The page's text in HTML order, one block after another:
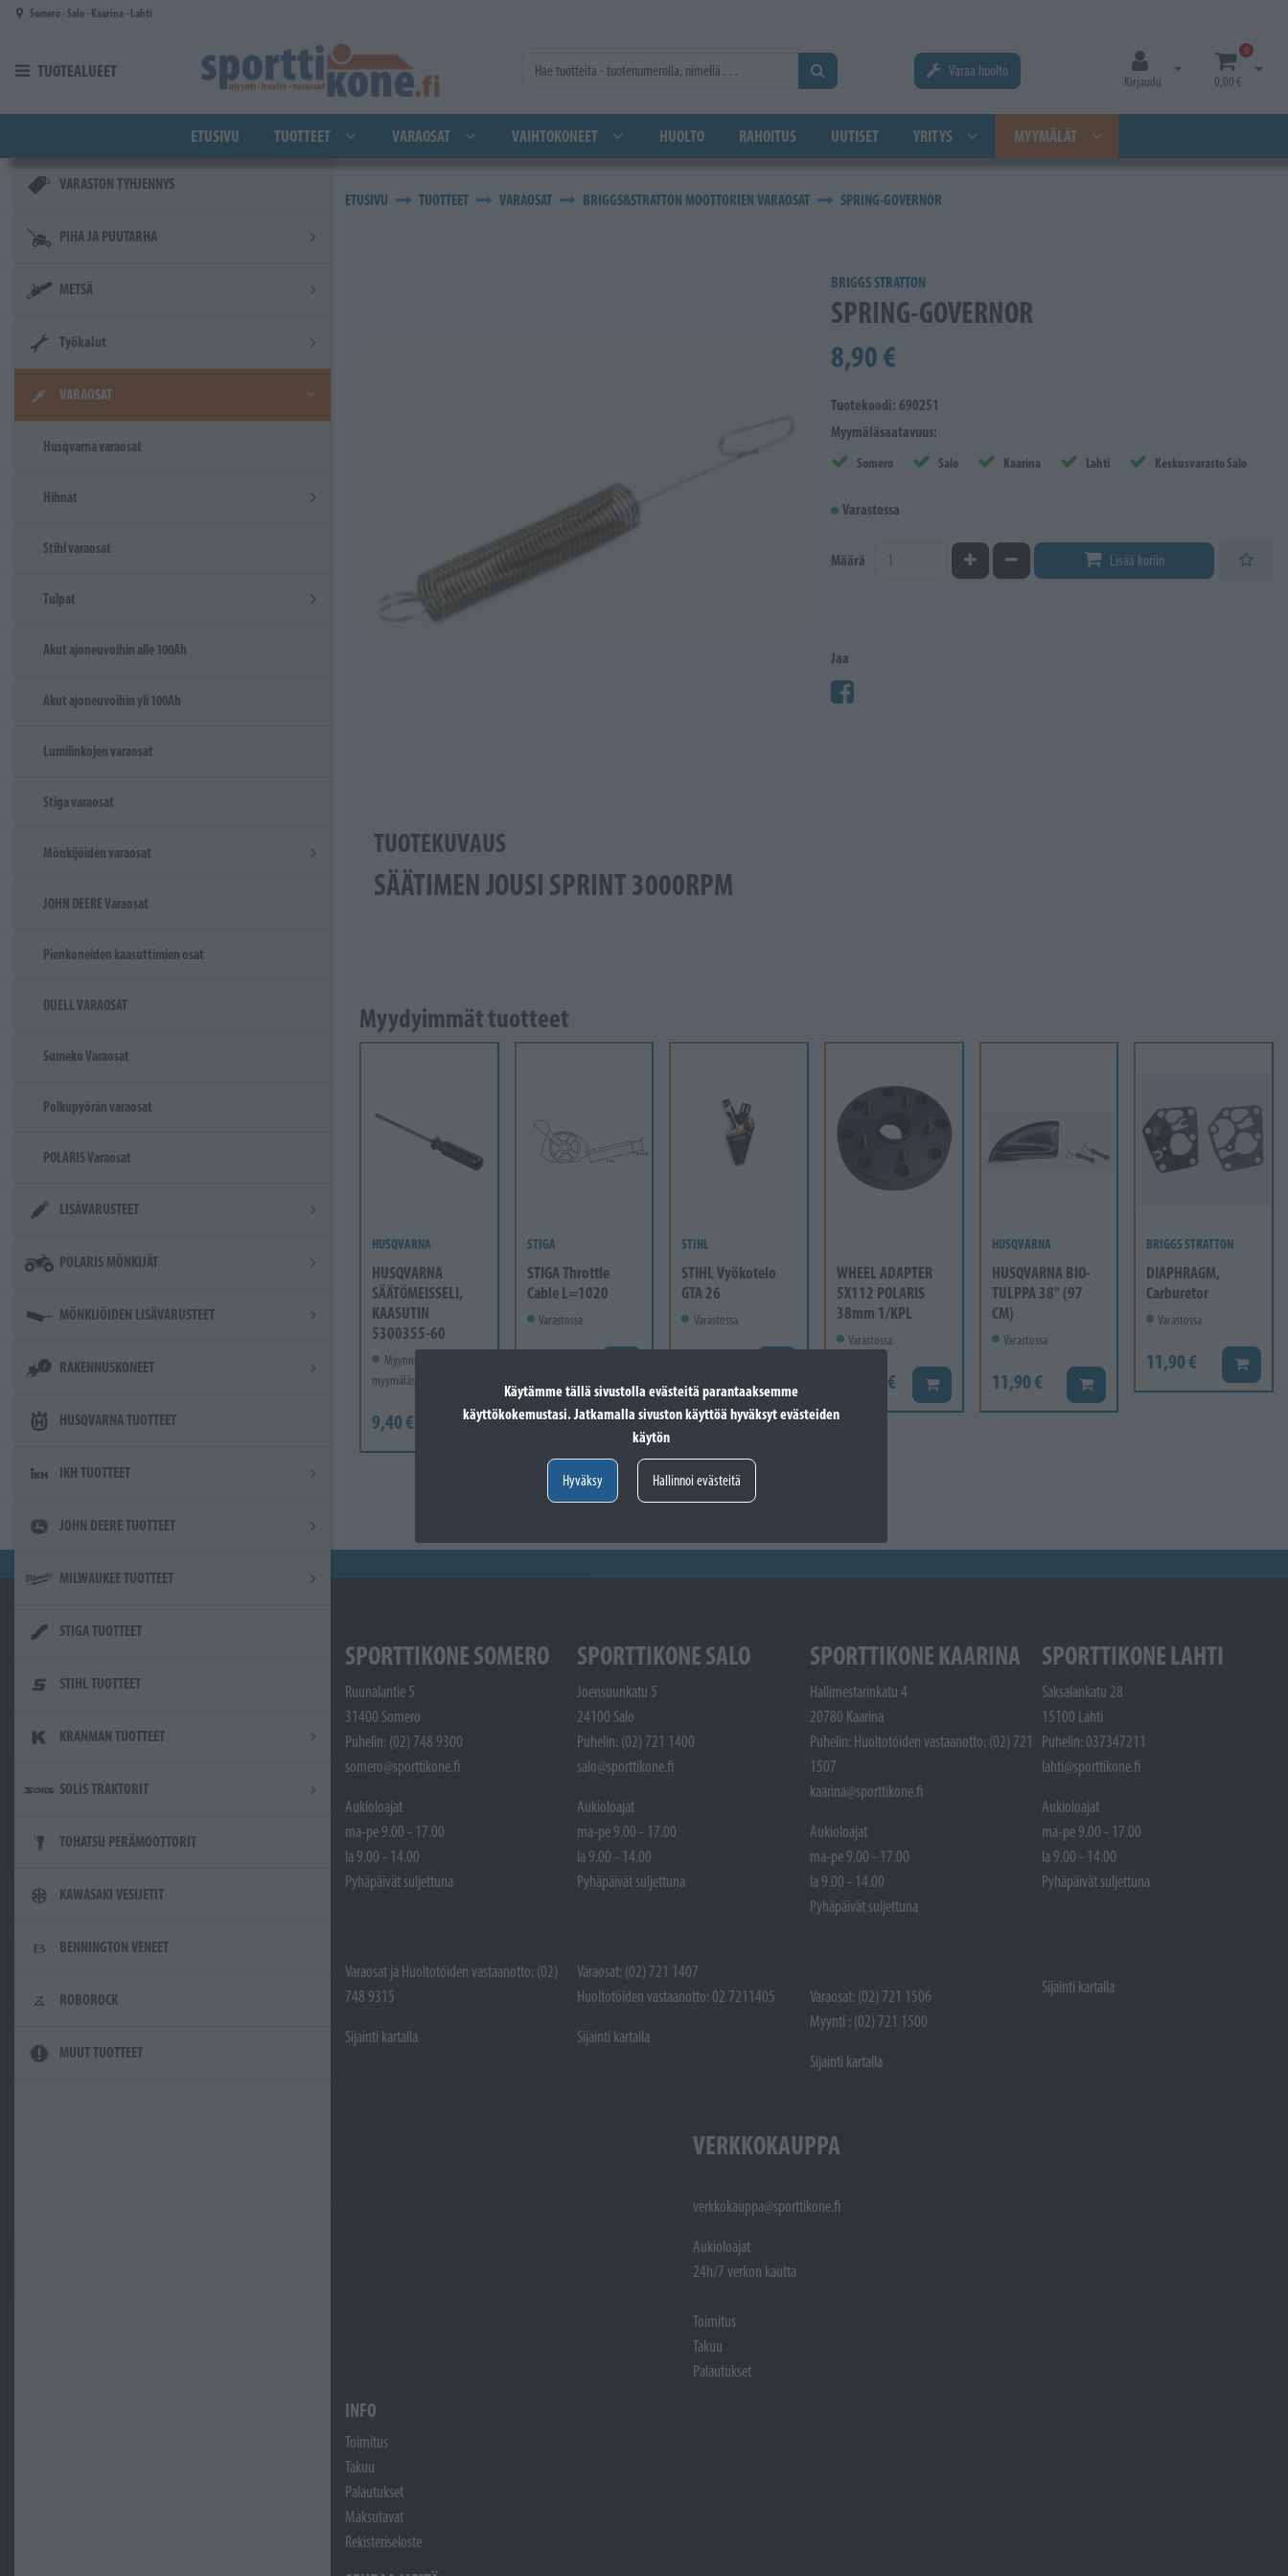
Käytämme tällä sivustolla evästeitä parantaaksemme
käyttökokemustasi. Jatkamalla sivuston käyttöä hyväksyt evästeiden
käytön
Hyväksy Hallinnoi evästeitä
Siirry pääsisältöön
Somero - Salo - Kaarina - Lahti
TUOTEALUEET Varaa huolto
Kirjaudu
Avaa kirjautuminen
0
0,00 €
Avaa
ETUSIVU TUOTTEET VARAOSAT VAIHTOKONEET HUOLTO RAHOITUS UUTISET YRITYS MYYMÄLÄT
VARASTON TYHJENNYS
PIHA JA PUUTARHA
METSÄ
Työkalut
VARAOSAT
Husqvarna varaosat
Hihnat
Stihl varaosat
Tulpat
Akut ajoneuvoihin alle 100Ah
Akut ajoneuvoihin yli 100Ah
Lumilinkojen varaosat
Stiga varaosat
Mönkijöiden varaosat
JOHN DEERE Varaosat
Pienkoneiden kaasuttimien osat
DUELL VARAOSAT
Sumeko Varaosat
Polkupyörän varaosat
POLARIS Varaosat
LISÄVARUSTEET
POLARIS MÖNKIJÄT
MÖNKIJÖIDEN LISÄVARUSTEET
RAKENNUSKONEET
HUSQVARNA TUOTTEET
IKH TUOTTEET
JOHN DEERE TUOTTEET
MILWAUKEE TUOTTEET
STIGA TUOTTEET
STIHL TUOTTEET
KRANMAN TUOTTEET
SOLIS TRAKTORIT
TOHATSU PERÄMOOTTORIT
KAWASAKI VESIJETIT
BENNINGTON VENEET
ROBOROCK
MUUT TUOTTEET
ETUSIVU TUOTTEET VARAOSAT BRIGGS&STRATTON MOOTTORIEN VARAOSAT SPRING-GOVERNOR
BRIGGS STRATTON
SPRING-GOVERNOR
8,90 €
Tuotekoodi: 690251
Myymäläsaatavuus:
Somero Salo Kaarina Lahti Keskusvarasto Salo
Varastossa
Määrä Kasvata määrääVähennä määrää Lisää koriin
Jaa
TUOTEKUVAUS
SÄÄTIMEN JOUSI SPRINT 3000RPM
Myydyimmät tuotteet
HUSQVARNA
HUSQVARNA
SÄÄTÖMEISSELI,
KAASUTIN
5300355-60
Myynnissä vain
myymälässä.
9,40 € Valitse vaihtoehto
STIGA
STIGA Throttle
Cable L=1020
Varastossa
STIHL
STIHL Vyökotelo
GTA 26
Varastossa
WHEEL ADAPTER
5X112 POLARIS
38mm 1/KPL
Varastossa
126,60 € Lisää koriin
HUSQVARNA
HUSQVARNA BIO-
TULPPA 38" (97
CM)
Varastossa
11,90 € Lisää koriin
BRIGGS STRATTON
DIAPHRAGM,
Carburetor
Varastossa
11,90 € Lisää
SPORTTIKONE SOMERO
Ruunalantie 5
31400 Somero
Puhelin: (02) 748 9300
somero@sporttikone.fi
Aukioloajat
ma-pe 9.00 - 17.00
la 9.00 - 14.00
Pyhäpäivät suljettuna
Varaosat ja Huoltotöiden vastaanotto: (02)
748 9315
Sijainti kartalla
SPORTTIKONE SALO
Joensuunkatu 5
24100 Salo
Puhelin: (02) 721 1400
salo@sporttikone.fi
Aukioloajat
ma-pe 9.00 - 17.00
la 9.00 - 14.00
Pyhäpäivät suljettuna
Varaosat: (02) 721 1407
Huoltotöiden vastaanotto: 02 7211405
Sijainti kartalla
SPORTTIKONE KAARINA
Hallimestarinkatu 4
20780 Kaarina
Puhelin: Huoltotöiden vastaanotto: (02) 721
1507
kaarina@sporttikone.fi
Aukioloajat
ma-pe 9.00 - 17.00
la 9.00 - 14.00
Pyhäpäivät suljettuna
Varaosat: (02) 721 1506
Myynti : (02) 721 1500
Sijainti kartalla
SPORTTIKONE LAHTI
Saksalankatu 28
15100 Lahti
Puhelin: 037347211
lahti@sporttikone.fi
Aukioloajat
ma-pe 9.00 - 17.00
la 9.00 - 14.00
Pyhäpäivät suljettuna
Sijainti kartalla
VERKKOKAUPPA
verkkokauppa@sporttikone.fi
Aukioloajat
24h/7 verkon kautta
Toimitus
Takuu
Palautukset
INFO
Toimitus
Takuu
Palautukset
Maksutavat
Rekisteriseloste